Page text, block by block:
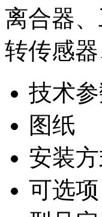
离合器
转传感
技术
图纸
安装
可选项